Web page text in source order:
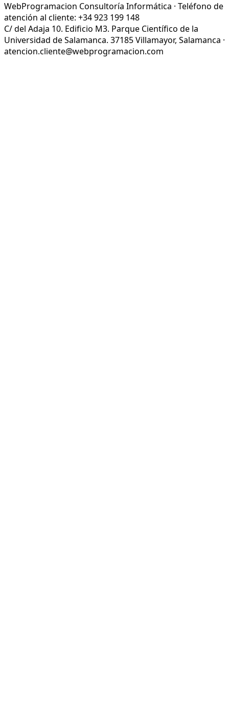
WebProgramacion Consultoría Informática · Teléfono de
atención al cliente: +34 923 199 148
C/ del Adaja 10. Edificio M3. Parque Científico de la
Universidad de Salamanca. 37185 Villamayor, Salamanca ·
atencion.cliente@webprogramacion.com